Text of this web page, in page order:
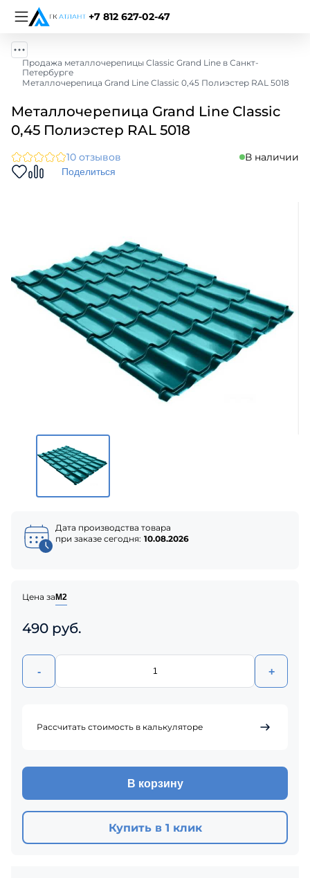
+7 812 627-02-47
Продажа металлочерепицы Classic Grand Line в Санкт-
Петербурге
Металлочерепица Grand Line Classic 0,45 Полиэстер RAL 5018
Металлочерепица Grand Line Classic
0,45 Полиэстер RAL 5018
10 отзывов В наличии
Поделиться
Дата производства товара
при заказе сегодня: 10.08.2026
Цена за М2
490 руб.
- +
Рассчитать стоимость в калькуляторе
В корзину
Купить в 1 клик